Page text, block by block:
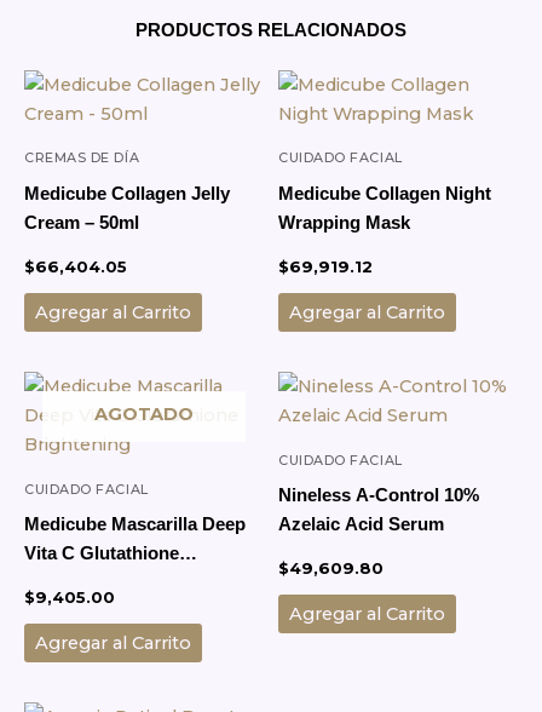
PRODUCTOS RELACIONADOS
CREMAS DE DÍA
Medicube Collagen Jelly
Cream – 50ml
$66,404.05
Agregar al Carrito
CUIDADO FACIAL
Medicube Collagen Night
Wrapping Mask
$69,919.12
Agregar al Carrito
AGOTADO
CUIDADO FACIAL
Medicube Mascarilla Deep
Vita C Glutathione
$9,405.00
Agregar al Carrito
CUIDADO FACIAL
Nineless A-Control 10%
Azelaic Acid Serum
$49,609.80
Agregar al Carrito